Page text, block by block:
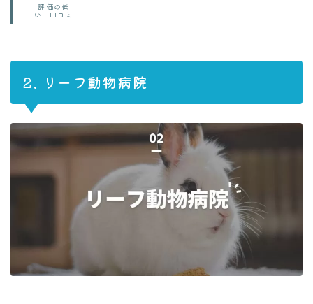
評価の低
い 口コミ
2. リーフ動物病院